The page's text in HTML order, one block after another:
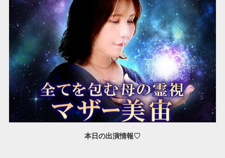
本日の出演情報♡